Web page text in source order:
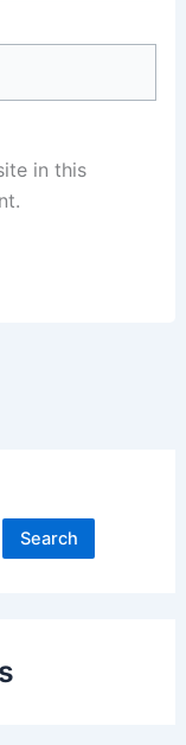
in this
Search